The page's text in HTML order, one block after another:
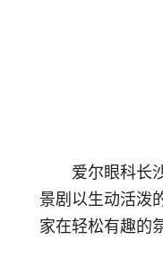
爱尔眼科长
景剧以生动活泼
家在轻松有趣的